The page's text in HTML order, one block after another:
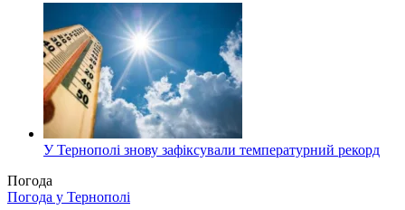
У Тернополі знову зафіксували температурний рекорд
Погода
Погода у Тернополі